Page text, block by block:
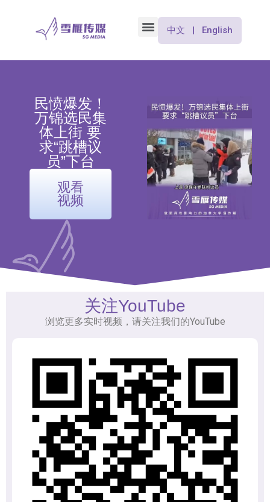
中文 | English
民愤爆发！
万锦选民集
体上街 要
求“跳槽议
员”下台
观看
视频
关注YouTube
浏览更多实时视频，请关注我们的YouTube